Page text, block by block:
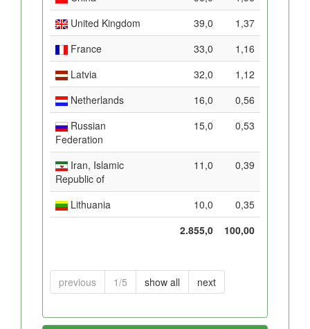
United Kingdom
39,0
1,37
France
33,0
1,16
Latvia
32,0
1,12
Netherlands
16,0
0,56
Russian
Federation
15,0 0,53
Iran, Islamic
Republic of
11,0 0,39
Lithuania 10,0
0,35
2.855,0
100,00
previous 1/5 show all next